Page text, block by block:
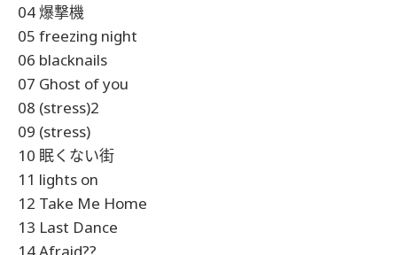
04 爆撃機
05 freezing night
06 blacknails
07 Ghost of you
08 (stress)2
09 (stress)
10 眠くない街
11 lights on
12 Take Me Home
13 Last Dance